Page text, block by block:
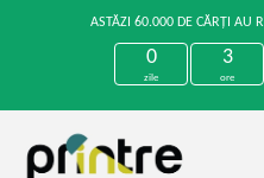
ASTĂZI 60.000 DE CĂRȚI AU
0
zile
3
ore